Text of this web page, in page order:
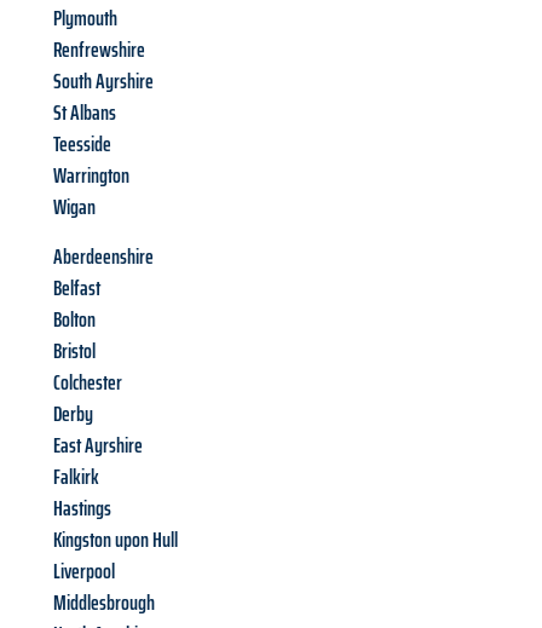
Plymouth
Renfrewshire
South Ayrshire
St Albans
Teesside
Warrington
Wigan
Aberdeenshire
Belfast
Bolton
Bristol
Colchester
Derby
East Ayrshire
Falkirk
Hastings
Kingston upon Hull
Liverpool
Middlesbrough